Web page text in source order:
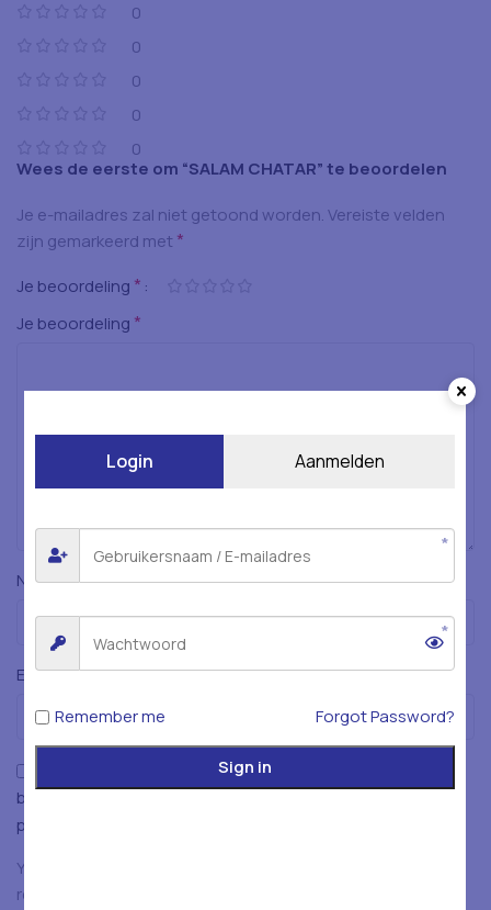
0
0
0
0
0
Wees de eerste om “SALAM CHATAR” te beoordelen
Je e-mailadres zal niet getoond worden.Vereiste velden
zijn gemarkeerd met *
Je beoordeling *
Je beoordeling *
Naam*
E-mail*
Mijn naam, e-mailadres en website opslaan in deze
browser voor de volgende keer wanneer ik een reactie
plaats.
You have to be logged in to be able to add photos to your
review.
Login Aanmelden
Remember me Forgot Password?
Sign in